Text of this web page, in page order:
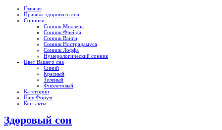
Главная
Правила здорового сна
Сонники
Сонник Миллера
Сонник Фрейда
Сонник Ванги
Сонник Нострадамуса
Сонник Лоффа
Нумерологический сонник
Цвет Вашего сна
Синий
Красный
Зеленый
Фиолетовый
Категории
Наш Форум
Контакты
Здоровый сон